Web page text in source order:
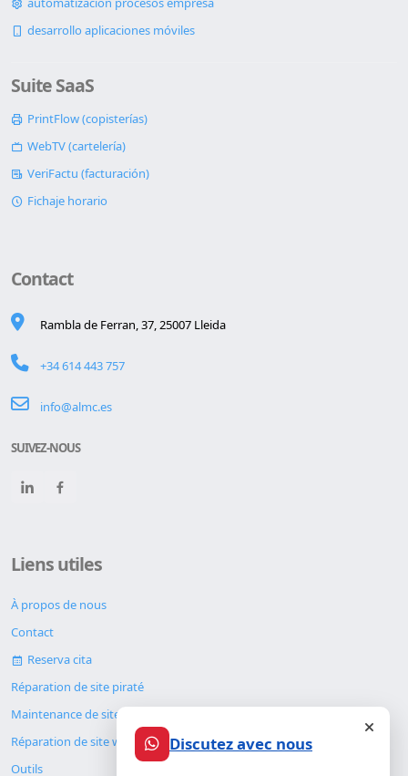
desarrollo aplicaciones móviles
Suite SaaS
PrintFlow (copisterías)
WebTV (cartelería)
VeriFactu (facturación)
Fichaje horario
Contact
Rambla de Ferran, 37, 25007 Lleida
+34 614 443 757
info@almc.es
SUIVEZ-NOUS
Liens utiles
À propos de nous
Contact
Reserva cita
Réparation de site piraté
Maintenance de site web
Réparation de site web
Outils
Discutez avec nous